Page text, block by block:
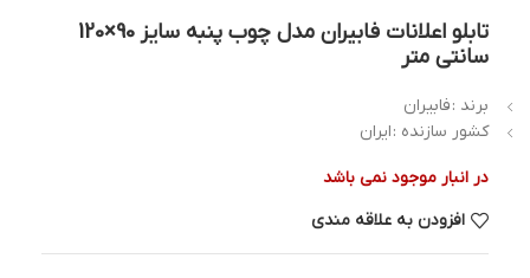
تابلو اعلانات فابیران مدل چوب پنبه سایز 90×120
سانتی متر
برند :فابیران
کشور سازنده :ایران
در انبار موجود نمی باشد
افزودن به علاقه مندی